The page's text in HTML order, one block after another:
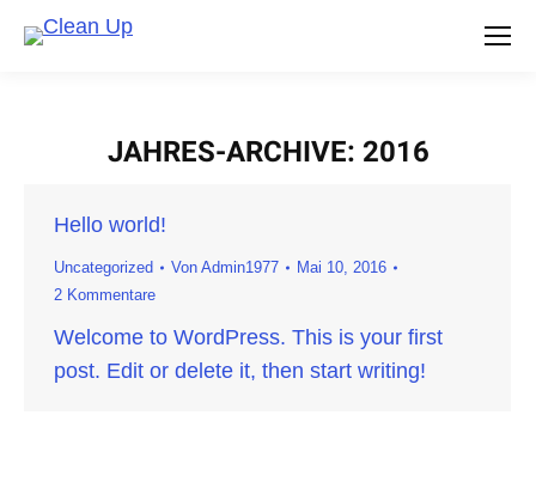
JAHRES-ARCHIVE: 2016
Hello world!
Uncategorized Von Admin1977
Mai 10, 2016
2 Kommentare
Welcome to WordPress. This is your first
post. Edit or delete it, then start writing!